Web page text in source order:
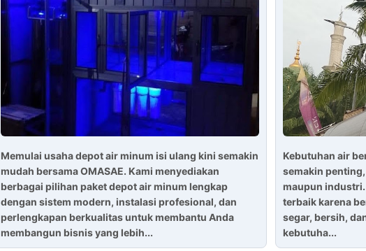
Memulai usaha depot air minum isi ulang kini semakin
mudah bersama OMASAE. Kami menyediakan
berbagai pilihan paket depot air minum lengkap
dengan sistem modern, instalasi profesional, dan
perlengkapan berkualitas untuk membantu Anda
membangun bisnis yang lebih...
Kebutuhan air
semakin
maupun
terbaik karena
segar, bersih,
kebutuha...